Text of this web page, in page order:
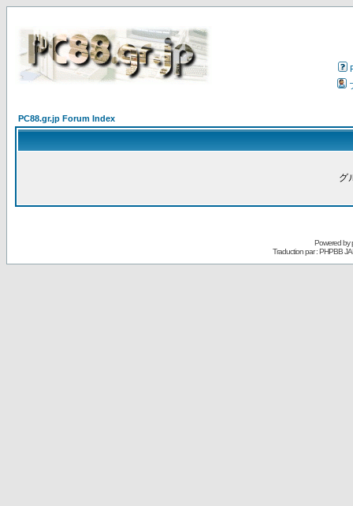
PC88.gr.jp Forum Index
グ
Powered by
Traduction par : PHPBB